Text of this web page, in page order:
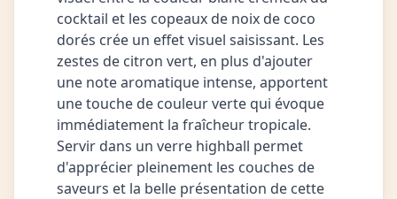
cocktail et les copeaux de noix de coco
dorés crée un effet visuel saisissant. Les
zestes de citron vert, en plus d'ajouter
une note aromatique intense, apportent
une touche de couleur verte qui évoque
immédiatement la fraîcheur tropicale.
Servir dans un verre highball permet
d'apprécier pleinement les couches de
saveurs et la belle présentation de cette